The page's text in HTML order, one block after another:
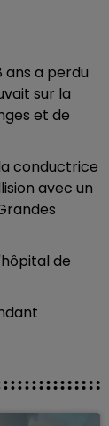
ans a perdu
sur la
et de
conductrice
avec un
de